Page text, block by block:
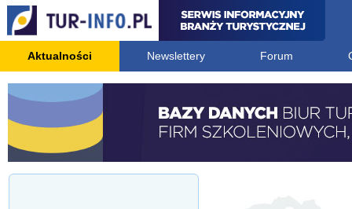
Aktualności Newslettery Forum